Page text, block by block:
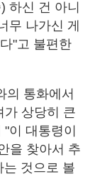
하신 건 아니
무 나가신 게
"고 불편한
의 통화에서
가 상당히 큰
이 대통령이
을 찾아서 추
는 것으로 볼